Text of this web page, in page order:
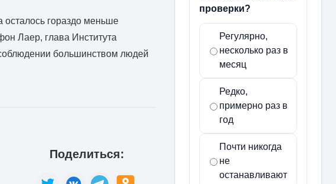
осталось гораздо меньше
Лаер, глава Института
большинством людей
Поделиться:
проверки?
Регулярно,
несколько раз в
месяц
Редко,
примерно раз в
год
Почти никогда
не
останавливают